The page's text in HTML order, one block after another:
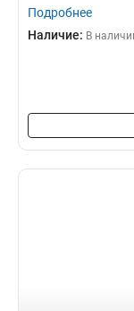
Подробнее
Наличие: В